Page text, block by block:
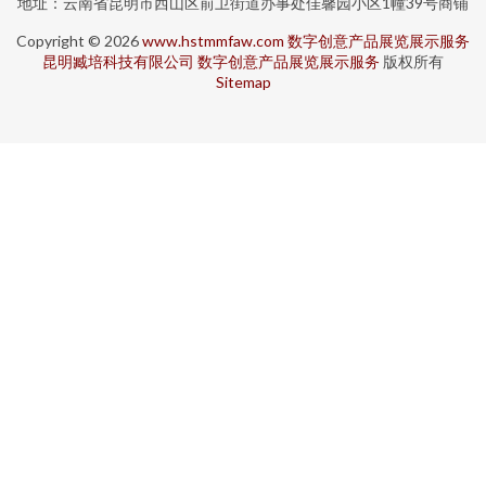
Copyright © 2026www.hstmmfaw.com 数字创意产品展览展示服务
昆明臧培科技有限公司 数字创意产品展览展示服务 版权所有
Sitemap